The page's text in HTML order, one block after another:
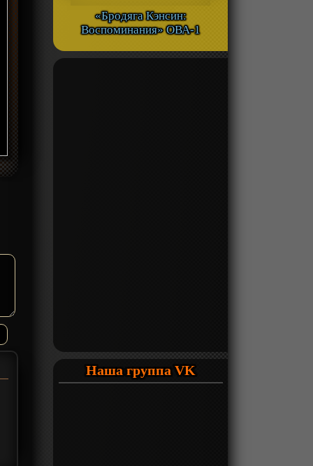
«Бродяга Кэнсин:
Воспоминания» ОВА-1
Наша группа VK